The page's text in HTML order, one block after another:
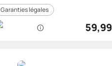
Garanties légales
59,99